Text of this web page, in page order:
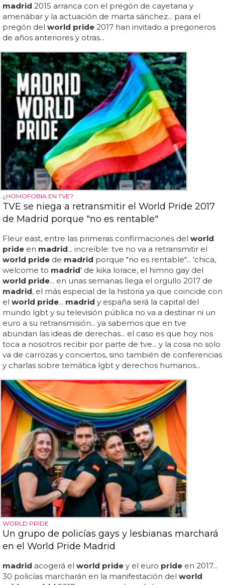
madrid 2015 arranca con el pregón de cayetana y
amenábar y la actuación de marta sánchez... para el
pregón del world pride 2017 han invitado a pregoneros
de años anteriores y otras...
¿HOMOFOBIA EN TVE?
TVE se niega a retransmitir el World Pride 2017
de Madrid porque "no es rentable"
Fleur east, entre las primeras confirmaciones del world
pride en madrid... increíble: tve no va a retransmitir el
world pride de madrid porque "no es rentable"... 'chica,
welcome to madrid' de kika lorace, el himno gay del
world pride... en unas semanas llega el orgullo 2017 de
madrid, el más especial de la historia ya que coincide con
el world pride... madrid y españa será la capital del
mundo lgbt y su televisión pública no va a destinar ni un
euro a su retransmisión... ya sabemos que en tve
abundan las ideas de derechas... el caso es que hoy nos
toca a nosotros recibir por parte de tve... y la cosa no solo
va de carrozas y conciertos, sino también de conferencias
y charlas sobre temática lgbt y derechos humanos...
WORLD PRIDE
Un grupo de policías gays y lesbianas marchará
en el World Pride Madrid
madrid acogerá el world pride y el euro pride en 2017...
30 policías marcharán en la manifestación del world